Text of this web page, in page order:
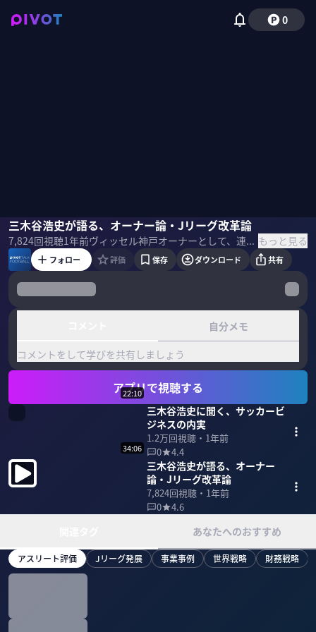
0
三木谷浩史が語る、オーナー論・Jリーグ改革論
7,824回視聴1年前 ヴィッセル神戸オーナーとして、連覇を果たした楽天創業者の三木谷浩史氏。サッカービジネスの可能性、オーナーの役割、Jリーグ・日本サッカーの改革論まで、PIVOTレギュラーメンバーが質問をぶつけた。 ＜ゲスト＞ 三木谷浩史｜楽天グループ創業者 ヴィッセル神戸オーナー 2004年からヴィッセル神戸のオーナーを務める。2017年から2022年まで、楽天はFCバルセロナとスポンサー契約を結ぶ。1965年神戸市生まれ。1997年2月エム・ディー・エム（現 楽天グループ）を設立。 木崎伸也｜スポーツライター 1975年、東京都生まれ。2002年夏にオランダへ移住。翌2003年から6年間、ドイツを拠点に欧州サッカーを取材。スポーツ誌『Number』など、各メディアに寄稿。 Leo the football｜シュワーボ東京監督 1986年福島生まれ。YouTubeのチャンネル登録者数は30万人を超える。自身で立ち上げた東京都社会人サッカーチーム「シュワーボ東京」の代表監督。 垣内一之｜スポーツニッポン記者 1998年にイタリアに移住し、約8年間、中田英寿、中村俊輔、柳沢敦ら日本人選手を中心にセリエAを取材。2006年のドイツW杯後に帰国し、現在はスポニチで取材を続けている。 岡部恭英｜TEAMマーケティング シニアバイスプレジデント サッカー世界最高峰の大会UEFAチャンピオンリーグで働く初のアジア人。1972年生まれ。慶応大学卒業後、商社に入り東南アジア、米国で勤務後、ケンブリッジ大学MBA取得。06年TEAMに入社。慶應義塾体育会ソッカー部出身。 もっと見る
三木谷浩史木崎伸也 Leothefootball垣内一之岡部恭英
フォロー 評価 保存 ダウンロード 共有
自分メモ
コメントをして学びを共有しましょう
アプリで視聴する
22:10
三木谷浩史に聞く、サッカービ
ジネスの内実
1.2万回視聴・ 1年前
0
4.4
34:06
三木谷浩史が語る、オーナー
論・Jリーグ改革論
7,824回視聴・ 1年前
0
4.6
あなたへのおすすめ
アスリート評価 Jリーグ発展 事業事例 世界戦略 財務戦略